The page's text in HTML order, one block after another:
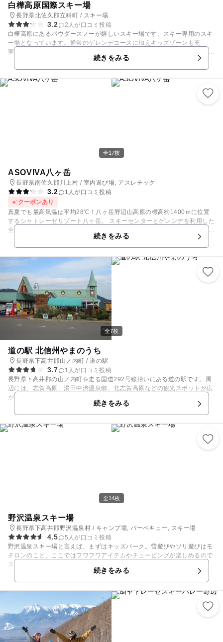
白樺高原国際スキー場
長野県北佐久郡立科町 / スキー場
3.2
2人が口コミ投稿
白樺高原にあるパウダースノーが嬉しいスキー場です。スキー専用のスキ
ー場となっています。通常のゲレンデコースに加えキッズゾーンも充
実！！ ファンタジーワールドは親子で遊べる雪の遊園地。スキーができな
いちびっこたちがワクワクする楽しい遊具がいっぱいです。全長102m、
日本最長のキッズウェイ（動く歩道）があるので、上り坂も楽々！ 小さ
いお子様から、小学生くらいのお子様まで楽しめるゾーンです。 施設内に
は無料の大休憩所やキッズルームがあるので、子ども連れには助かりま
す。 リフト券は「しらかば2in1スキー場」と共通で利用でき、シャトル
続きをみる
全17枚
ASOVIVA八ヶ岳
長野県南佐久郡川上村 / 室内遊び場, アスレチック
3.2
1人が口コミ投稿
クーポンあり
真夏でも最高気温は平均28℃！八ヶ岳野辺山高原の標高約1400ｍに位置
するシャトレーゼリゾート八ヶ岳。 スキーセンターとゲレンデを利用した
全天候型ファミリー向けアクティビティ施設です！ 当日の再入場は何度で
も可能！飲食物の持ち込みOK！ さらにシャトレーゼならではのサービス
アイス付き！
続きをみる
全7枚
道の駅 北信州やまのうち
長野県下高井郡山ノ内町 / 道の駅
3.7
1人が口コミ投稿
長野県下高井郡の山ノ内町を走る国道292号線沿いにある道の駅です。周
辺には、志賀高原、湯田中渋温泉郷、北志賀高原などの観光スポットが広
がります。国道沿いの青いトンガリ帽子の屋根が目印となっています。特
産品展示販売コーナーには、野沢菜漬け、志賀高原みそなどの地元の特産
品が、農産物直売所には地元の新鮮な野菜や果物が数多く並びます。
続きをみる
全14枚
野沢温泉スキー場
長野県下高井郡野沢温泉村 / キャンプ場, バーベキュー, スキー場
4.5
5人が口コミ投稿
野沢温泉スキー場と言えば、まずはキッズパーク。雪遊びやソリ遊びはモ
チロンのこと、ここではフワフワアイテムやチュービングが楽しめるので
スキーやスノボがまだ出来ない小さな子もニコニコ♪ それでも、徐々に
「寒いよ～」と駄々をこね始めるのが子ども。 そんな時には屋内にある無
料キッズ休憩所「ナスキールーム」で一休み。ココには授乳スペース併設
なので赤ちゃんがいても大丈夫です。また、託児所は1歳から6歳まで利用
できるので、パパやママも安心してスキーやスノボを楽しめます。 スキー
やスノボを少しずつ覚えてきたキッズにも野沢温泉スキー場のコースはピ
ッタリ。 場内にある36のコースのうち約40％が初級者向けで、山頂エリ
アにも緩やかな斜面が広がっています。家族での練習に最適！ 安全バー付
きの4人乗りリフトは家族全員で乗れる安心・安全な設計。もしも頂上で
続きをみる